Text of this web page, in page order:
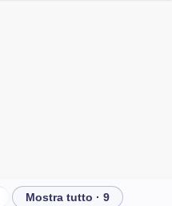
Mostra tutto · 9